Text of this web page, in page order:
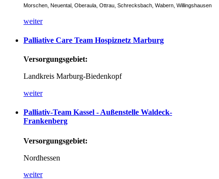
Morschen, Neuental, Oberaula, Ottrau, Schrecksbach, Wabern, Willingshausen
weiter
Palliative Care Team Hospiznetz Marburg
Versorgungsgebiet:
Landkreis Marburg-Biedenkopf
weiter
Palliativ-Team Kassel - Außenstelle Waldeck-
Frankenberg
Versorgungsgebiet:
Nordhessen
weiter